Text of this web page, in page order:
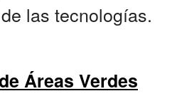
las tecnologías.
Áreas Verdes